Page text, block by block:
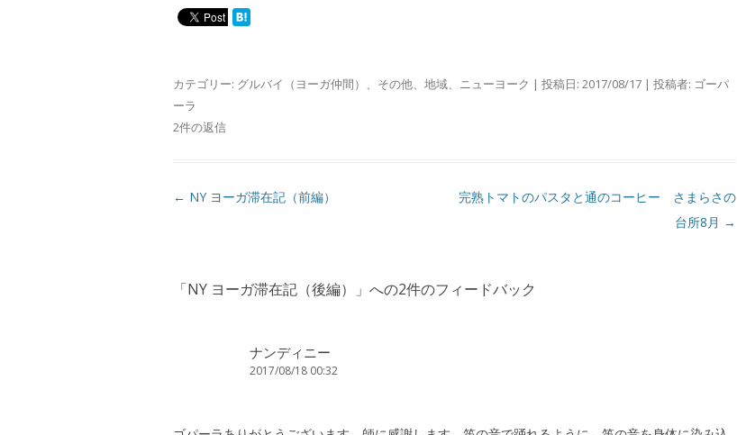
カテゴリー: グルバイ（ヨーガ仲間） 、 その他、 地域、 ニューヨーク | 投稿日: 2017/08/17 | 投稿者: ゴーパ
ーラ
2件の返信
投
← NY ヨーガ滞在記（前編）
完熟トマトのパスタと通のコーヒー さまらさの
台所8月 →
「NY ヨーガ滞在記（後編） 」への2件のフィードバック
ナンディニー
2017/08/18 00:32